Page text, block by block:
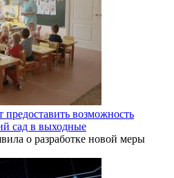
возможность
сад в выходные
о разработке новой меры